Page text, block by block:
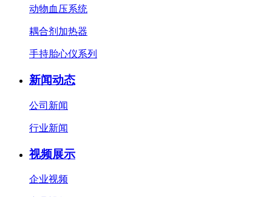
动物血压系统
耦合剂加热器
手持胎心仪系列
新闻动态
公司新闻
行业新闻
视频展示
企业视频